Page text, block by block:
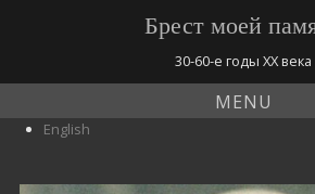
Брест моей
30-60-е годы ХХ века
MENU
English